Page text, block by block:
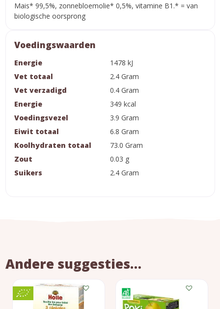
Mais* 99,5%, zonnebloemolie* 0,5%, vitamine B1.* = van
biologische oorsprong
Voedingswaarden
Energie
1478 kJ
Vet totaal
2.4 Gram
Vet verzadigd
0.4 Gram
Energie
349 kcal
Voedingsvezel
3.9 Gram
Eiwit totaal
6.8 Gram
Koolhydraten totaal
73.0 Gram
Zout
0.03 g
Suikers
2.4 Gram
Andere suggesties…